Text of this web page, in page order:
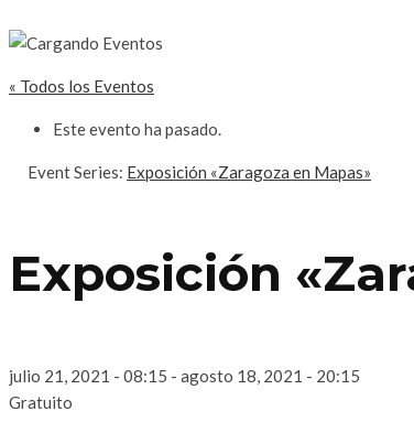
« Todos los Eventos
Este evento ha pasado.
Event Series: Exposición «Zaragoza en Mapas»
Exposición
julio 21, 2021 - 08:15 - agosto 18, 2021 - 20:15
Gratuito